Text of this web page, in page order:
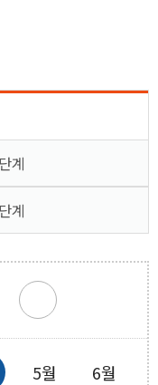
졸업
계
계
5월
6월